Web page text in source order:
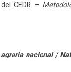
CEDR –
nacional /